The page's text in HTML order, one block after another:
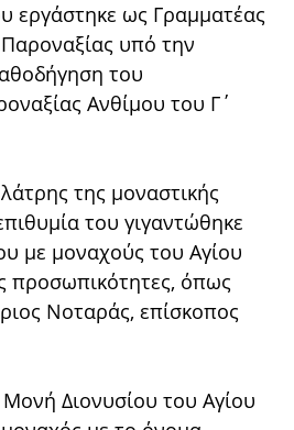
εργάστηκε ως Γραμματέας
υπό την
του
Ανθίμου του Γ΄
της μοναστικής
του γιγαντώθηκε
με μοναχούς του Αγίου
προσωπικότητες, όπως
Νοταράς, επίσκοπος
Διονυσίου του Αγίου